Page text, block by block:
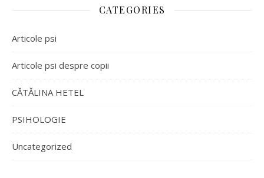
CATEGORIES
Articole psi
Articole psi despre copii
CĂTĂLINA HETEL
PSIHOLOGIE
Uncategorized